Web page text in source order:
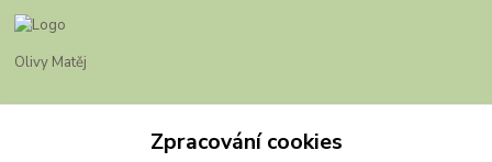
Olivy Matěj
Kristýna Matějková
+420 777 028 663Zpracování cookies